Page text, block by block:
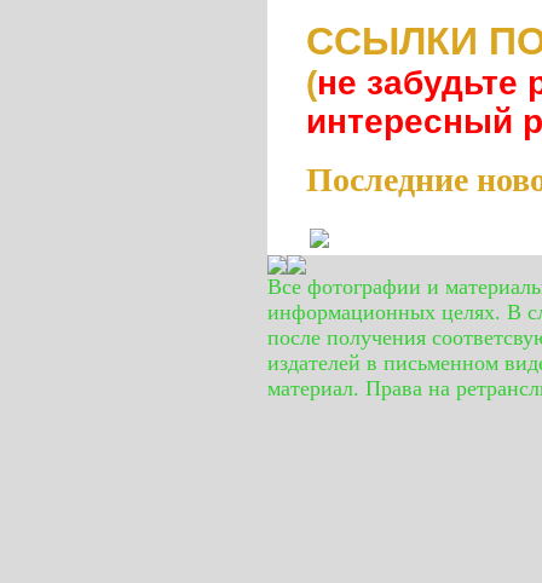
ССЫЛКИ
(не забудьте
интересный
Последние
Все фотографии и
информационных целях. В
после получения
издателей в письменном
материал. Права на